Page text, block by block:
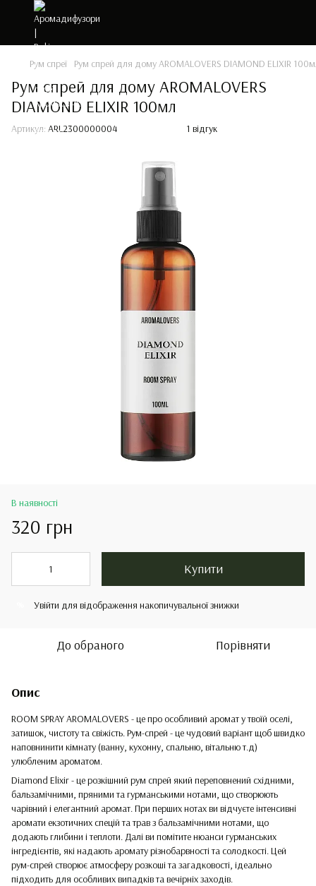
Рум спреї Рум спрей для дому AROMALOVERS DIAMOND ELIXIR
Рум спрей для дому AROMALOVERS
DIAMOND ELIXIR 100мл
Артикул: ARL2300000004 1 відгук
В наявності
320 грн
Купити
Увійти для відображення накопичувальної знижки
До обраного Порівняти
Опис
ROOM SPRAY AROMALOVERS - це про особливий аромат у твоїй оселі,
затишок, чистоту та свіжість. Рум-спрей - це чудовий варіант щоб швидко
наповнинити кімнату (ванну, кухонну, спальню, вітальню т.д)
улюбленим ароматом.
Diamond Elixir - це розкішний рум спрей який переповнений східними,
бальзамічними, пряними та гурманськими нотами, що створюють
чарівний і елегантний аромат. При перших нотах ви відчуєте інтенсивні
аромати екзотичних спецій та трав з бальзамічними нотами, що
додають глибини і теплоти. Далі ви помітите нюанси гурманських
інгредієнтів, які надають аромату різнобарвності та солодкості. Цей
рум-спрей створює атмосферу розкоші та загадковості, ідеально
підходить для особливих випадків та вечірніх заходів.